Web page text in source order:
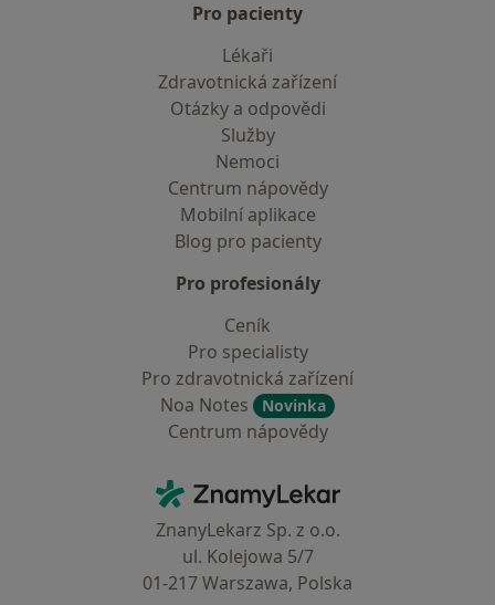
Pro pacienty
Lékaři
Zdravotnická zařízení
Otázky a odpovědi
Služby
Nemoci
Centrum nápovědy
Mobilní aplikace
Blog pro pacienty
Pro profesionály
Ceník
Pro specialisty
Pro zdravotnická zařízení
Noa Notes
Novinka
Centrum nápovědy
ZnamyLekar - Hlavní stránka
ZnanyLekarz Sp. z o.o.
ul. Kolejowa 5/7
01-217 Warszawa, Polska